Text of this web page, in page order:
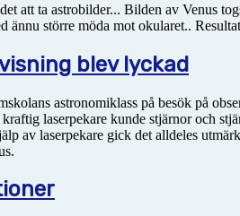
att ta astrobilder... Bilden av Venus
ännu större möda mot okularet..
blev lyckad
astronomiklass på besök på
laserpekare kunde stjärnor och
av laserpekare gick det alldeles